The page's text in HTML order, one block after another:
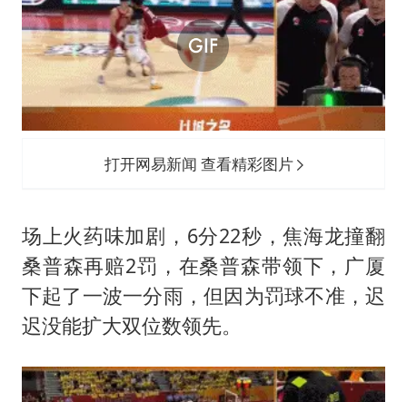
打开网易新闻 查看精彩图片
场上火药味加剧，6分22秒，焦海龙撞翻
桑普森再赔2罚，在桑普森带领下，广厦
下起了一波一分雨，但因为罚球不准，迟
迟没能扩大双位数领先。